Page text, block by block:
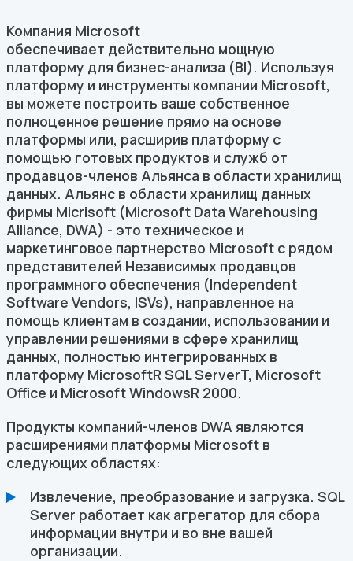
Компания Microsoft
обеспечивает действительно мощную
платформу для бизнес-анализа (BI). Используя
платформу и инструменты компании Microsoft,
вы можете построить ваше собственное
полноценное решение прямо на основе
платформы или, расширив платформу с
помощью готовых продуктов и служб от
продавцов-членов Альянса в области хранилищ
данных. Альянс в области хранилищ данных
фирмы Micrisoft (Microsoft Data Warehousing
Alliance, DWA) - это техническое и
маркетинговое партнерство Microsoft с рядом
представителей Независимых продавцов
программного обеспечения (Independent
Software Vendors, ISVs), направленное на
помощь клиентам в создании, использовании и
управлении решениями в сфере хранилищ
данных, полностью интегрированных в
платформу MicrosoftR SQL ServerT, Microsoft
Office и Microsoft WindowsR 2000.
Продукты компаний-членов DWA являются
расширениями платформы Microsoft в
следующих областях:
Извлечение, преобразование и загрузка. SQL
Server работает как агрегатор для сбора
информации внутри и во вне вашей
организации.